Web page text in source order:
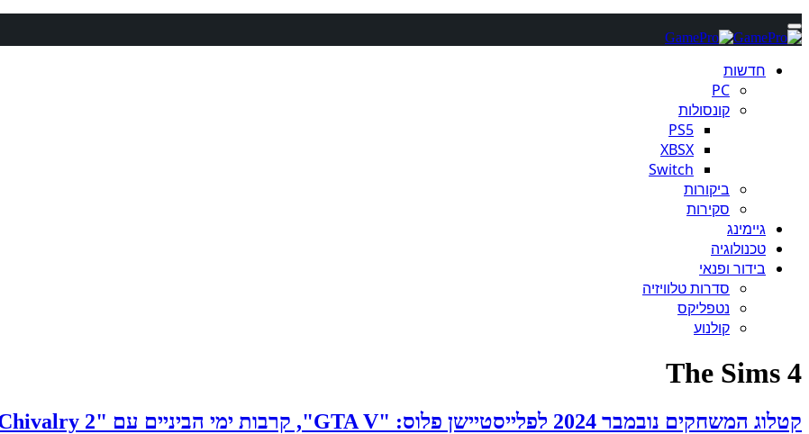
חדשות
PC
קונסולות
PS5
XBSX
Switch
ביקורות
סקירות
גיימינג
טכנולוגיה
בידור ופנאי
סדרות טלוויזיה
נטפליקס
קולנוע
The Sims 4
קטלוג המשחקים נובמבר 2024 לפלייסטיישן פלוס: "GTA V", קרבות ימי הביניים עם "Chivalry 2" ועוד